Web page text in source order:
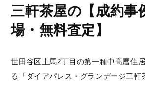
三軒茶屋の【成約事
場・無料査定】
世田谷区上馬2丁目の第一種中高層住
る「ダイアパレス・グランデージ三軒